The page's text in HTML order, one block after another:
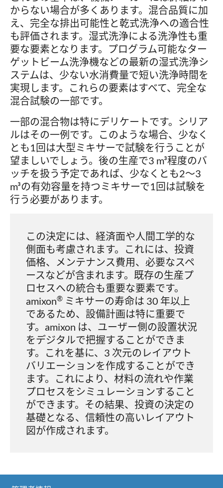
からない場合が多くあります。混合品質に加
え、完全な排出可能性と乾式洗浄への適合性
も評価されます。湿式洗浄による洗浄性も重
要な要素となります。プログラム可能なター
ゲットビーム洗浄機などの最新の湿式洗浄シ
ステムは、少ない水消費量で短い洗浄時間を
実現します。これらの要素はすべて、完全な
混合試験の一部です。
一部の混合物は特にデリケートです。シリア
ルはその一例です。このような場合、少なく
とも1回は大型ミキサーで試験を行うことが
望ましいでしょう。後の生産で3 m³程度のバ
ッチを扱う予定であれば、少なくとも2～3
m³の有効容量を持つミキサーで1回は試験を
行う必要があります。
この決定には、経済面や人間工学的な
側面も考慮されます。これには、投資
価格、メンテナンス費用、必要なスペ
ースなどが含まれます。既存の生産プ
ロセスへの統合も重要な要素です。
amixon® ミキサーの寿命は 30 年以上
であるため、設備計画は特に重要で
す。amixon は、ユーザー側の設置状況
をデジタルで把握することができま
す。これを基に、3 次元のレイアウト
バリエーションを作成することができ
ます。これにより、材料の流れや作業
プロセスをシミュレーションすること
ができます。その結果、投資の決定の
基礎となる、信頼性の高いレイアウト
図が作成されます。